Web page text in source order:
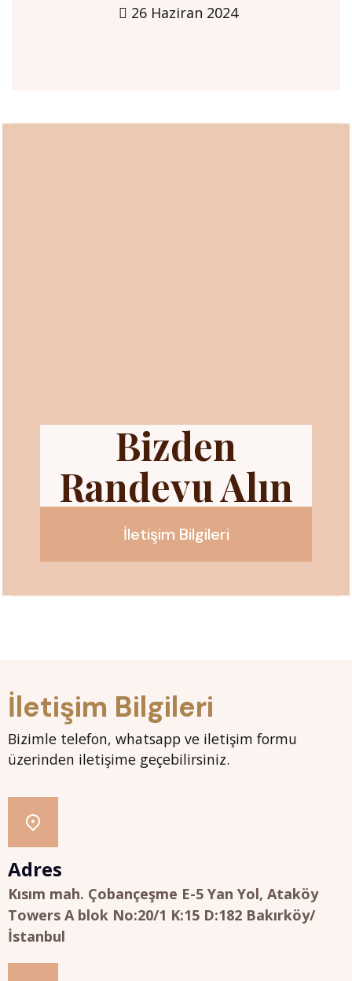
26 Haziran 2024
Bizden
Randevu Alın
İletişim Bilgileri
İletişim Bilgileri
Bizimle telefon, whatsapp ve iletişim formu
üzerinden iletişime geçebilirsiniz.
Adres
Kısım mah. Çobançeşme E-5 Yan Yol, Ataköy
Towers A blok No:20/1 K:15 D:182 Bakırköy/
İstanbul